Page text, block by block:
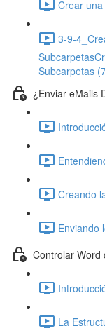
Crear
3-9-
Subcarpetas
¿Enviar eMails
Creando
Enviando
Controlar Word
La